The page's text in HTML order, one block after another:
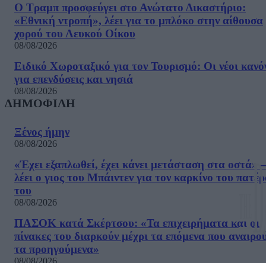
Ο Τραμπ προσφεύγει στο Ανώτατο Δικαστήριο:
«Εθνική ντροπή», λέει για το μπλόκο στην αίθουσα
χορού του Λευκού Οίκου
08/08/2026
Ειδικό Χωροταξικό για τον Τουρισμό: Οι νέοι
για επενδύσεις και νησιά
08/08/2026
ΔΗΜΟΦΙΛΗ
Ξένος ήμην
08/08/2026
«Έχει εξαπλωθεί, έχει κάνει μετάσταση στα οστά»
λέει ο γιος του Μπάιντεν για τον καρκίνο του
του
08/08/2026
ΠΑΣΟΚ κατά Σκέρτσου: «Τα επιχειρήματα και οι
πίνακες του διαρκούν μέχρι τα επόμενα που
τα προηγούμενα»